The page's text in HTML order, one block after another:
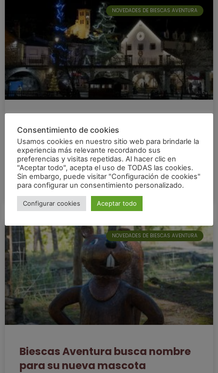
NOVEDADES DE BIESCAS AVENTURA
Las 5 cosas que hacer en Biescas
durante las navidades
VER TODO »
NOVEDADES DE BIESCAS AVENTURA
Biescas Aventura busca nombre
para su nueva mascota
Consentimiento de cookies
Usamos cookies en nuestro sitio web para brindarle la
experiencia más relevante recordando sus
preferencias y visitas repetidas. Al hacer clic en
"Aceptar todo", acepta el uso de TODAS las cookies.
Sin embargo, puede visitar "Configuración de cookies"
para configurar un consentimiento personalizado.
Configurar cookies Aceptar todo